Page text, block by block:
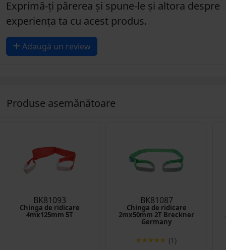
Exprimă-ți părerea și spune-le și altora despre
experiența ta cu acest produs.
Adaugă un review
Produse asemănătoare
BK81093
Chinga de ridicare
4mx125mm 5T
BK81087
Chinga de ridicare
2mx50mm 2T Breckner
Germany
(1)